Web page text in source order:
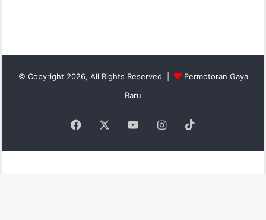
© Copyright 2026, All Rights Reserved |
Permotoran Gaya
Baru
Facebook YouTubeInstagram